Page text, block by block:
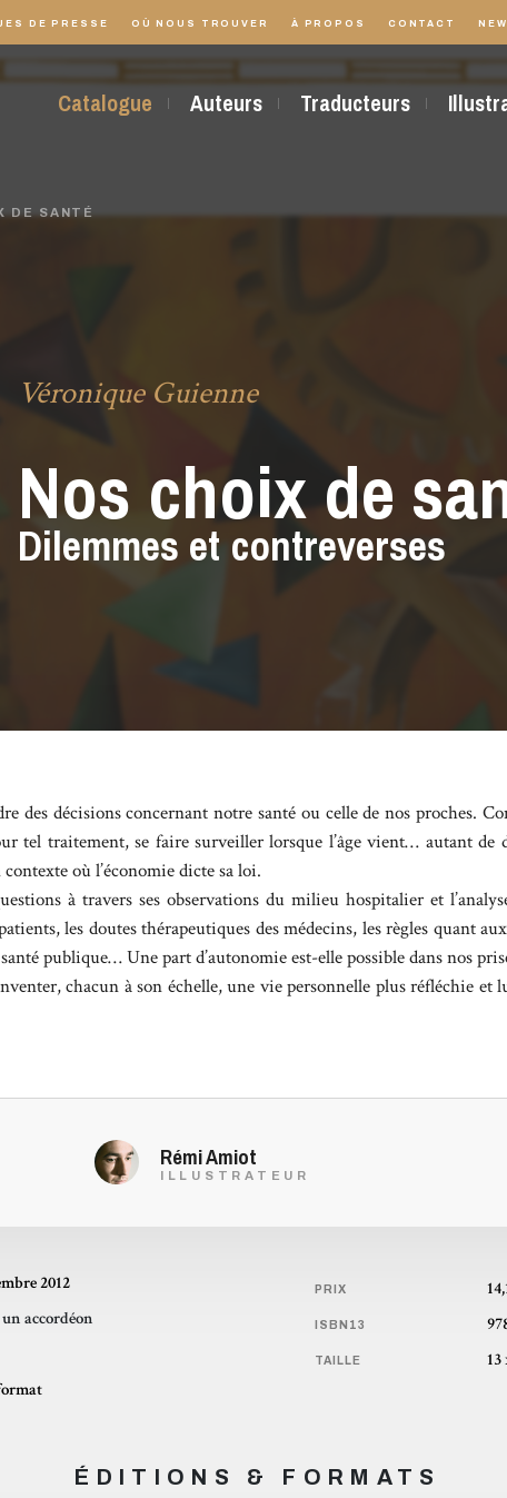
DE PRESSE OÙ NOUS TROUVER À PROPOS CONTACT
Catalogue Auteurs Traducteurs
DE SANTÉ
Véronique Guienne
Nos choix de
Dilemmes et contreverses
des décisions concernant notre santé ou celle de nos proches.
tel traitement, se faire surveiller lorsque l’âge vient… autant de
où l’économie dicte sa loi.
à travers ses observations du milieu hospitalier et
les doutes thérapeutiques des médecins, les règles quant
publique… Une part d’autonomie est-elle possible dans nos
chacun à son échelle, une vie personnelle plus réfléchie et
Rémi Amiot
ILLUSTRATEUR
2012
accordéon
PRIX
ISBN13
TAILLE
ÉDITIONS & FORMATS